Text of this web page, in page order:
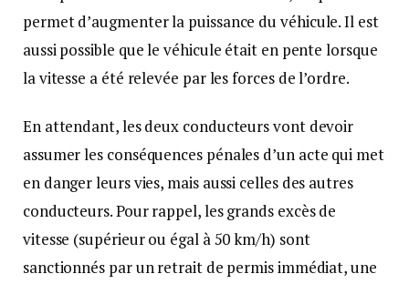
permet d’augmenter la puissance du véhicule. Il est
aussi possible que le véhicule était en pente lorsque
la vitesse a été relevée par les forces de l’ordre.
En attendant, les deux conducteurs vont devoir
assumer les conséquences pénales d’un acte qui met
en danger leurs vies, mais aussi celles des autres
conducteurs. Pour rappel, les grands excès de
vitesse (supérieur ou égal à 50 km/h) sont
sanctionnés par un retrait de permis immédiat, une